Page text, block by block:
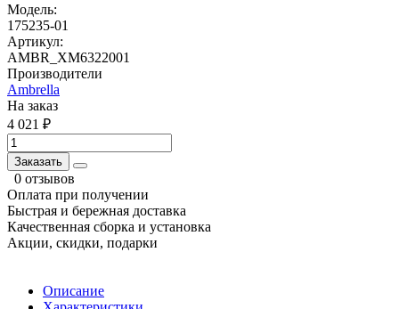
Модель:
175235-01
Артикул:
AMBR_XM6322001
Производители
Ambrella
На заказ
4 021 ₽
Заказать
0 отзывов
Оплата при получении
Быстрая и бережная доставка
Качественная сборка и установка
Акции, скидки, подарки
Описание